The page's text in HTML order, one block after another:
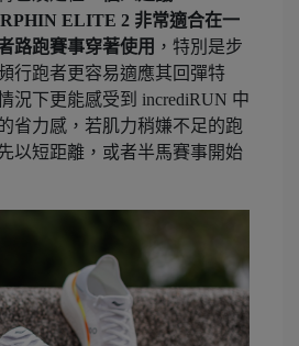
ELITE 2 非常適合在一
路跑賽事穿著使用 ，特別是步
行跑者更容易適應其回彈特
況下更能感受到 incrediRUN 中
省力感，若肌力稍嫌不足的跑
以短距離，或者半馬賽事開始